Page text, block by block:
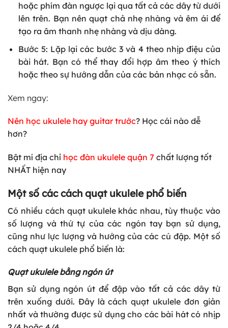
hoặc phím đàn ngược lại qua tất cả các dây từ dưới
lên trên. Bạn nên quạt chả nhẹ nhàng và êm ái để
tạo ra âm thanh nhẹ nhàng và dịu dàng.
Bước 5: Lặp lại các bước 3 và 4 theo nhịp điệu của
bài hát. Bạn có thể thay đổi hợp âm theo ý thích
hoặc theo sự hướng dẫn của các bản nhạc có sẵn.
Xem ngay:
Nên học ukulele hay guitar trước? Học cái nào dễ
hơn?
Bật mí địa chỉ học đàn ukulele quận 7 chất lượng tốt
NHẤT hiện nay
Một số các cách quạt ukulele phổ biến
Có nhiều cách quạt ukulele khác nhau, tùy thuộc vào
số lượng và thứ tự của các ngón tay bạn sử dụng,
cũng như lực lượng và hướng của các cú đập. Một số
cách quạt ukulele phổ biến là:
Quạt ukulele bằng ngón út
Bạn sử dụng ngón út để đập vào tất cả các dây từ
trên xuống dưới. Đây là cách quạt ukulele đơn giản
nhất và thường được sử dụng cho các bài hát có nhịp